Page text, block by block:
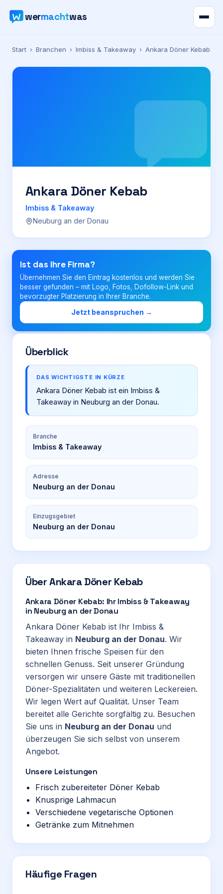
wermachtwas
Verzeichnis
Karte
Preise
Für Firmen
Login
Firma eintragen
Start › Branchen › Imbiss & Takeaway › Ankara Döner Kebab
Ankara Döner Kebab
Imbiss & Takeaway
Neuburg an der Donau
Ist das Ihre Firma?
Übernehmen Sie den Eintrag kostenlos und werden Sie
besser gefunden – mit Logo, Fotos, Dofollow-Link und
bevorzugter Platzierung in Ihrer Branche.
Jetzt beanspruchen →
Überblick
DAS WICHTIGSTE IN KÜRZE
Ankara Döner Kebab ist ein Imbiss &
Takeaway in Neuburg an der Donau.
Branche
Imbiss & Takeaway
Adresse
Neuburg an der Donau
Einzugsgebiet
Neuburg an der Donau
ÜberAnkara Döner Kebab
Ankara Döner Kebab: Ihr Imbiss & Takeaway
in Neuburg an der Donau
Ankara Döner Kebab ist Ihr Imbiss &
Takeaway in Neuburg an der Donau. Wir
bieten Ihnen frische Speisen für den
schnellen Genuss. Seit unserer Gründung
versorgen wir unsere Gäste mit traditionellen
Döner-Spezialitäten und weiteren Leckereien.
Wir legen Wert auf Qualität. Unser Team
bereitet alle Gerichte sorgfältig zu. Besuchen
Sie uns in Neuburg an der Donau und
überzeugen Sie sich selbst von unserem
Angebot.
Unsere Leistungen
Frisch zubereiteter Döner Kebab
Knusprige Lahmacun
Verschiedene vegetarische Optionen
Getränke zum Mitnehmen
Häufige Fragen